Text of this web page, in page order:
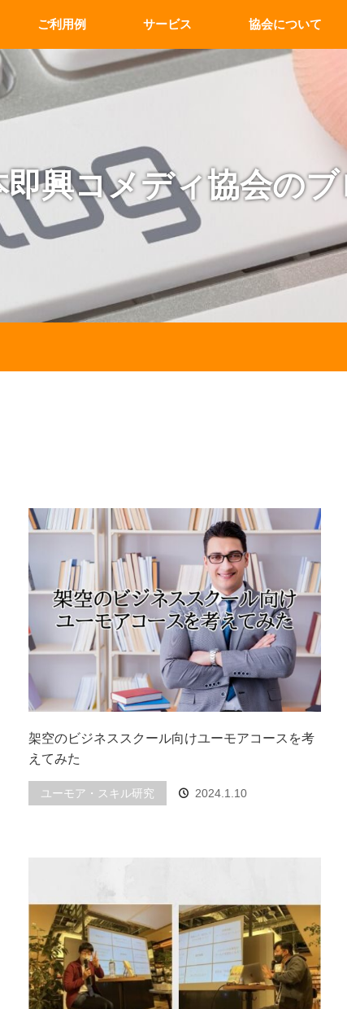
ご利用例 サービス 協会について
即興コメディ協会の
架空のビジネススクール向けユーモアコースを考
えてみた
ユーモア・スキル研究 2024.1.10